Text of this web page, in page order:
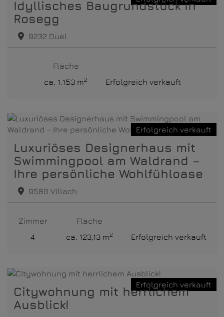
Idyllisches Baugrundstück in
Rosegg
9232 Duel
Fläche
ca. 1.153 m2 Erfolgreich verkauft
Erfolgreich verkauft
Luxuriöses Designerhaus mit
Swimmingpool am Waldrand –
Ihre persönliche Wohlfühloase
9580 Villach
Zimmer
4
Fläche
ca. 123,13 m2 Erfolgreich verkauft
Erfolgreich verkauft
Citywohnung mit herrlichem
Ausblick!